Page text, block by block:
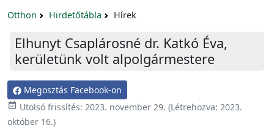
Otthon Hirdetőtábla Hírek
Elhunyt Csaplárosné dr. Katkó Éva,
kerületünk volt alpolgármestere
Megosztás Facebook-on
 Utolsó frissítés: 2023. november 29. (Létrehozva: 2023.
október 16.)